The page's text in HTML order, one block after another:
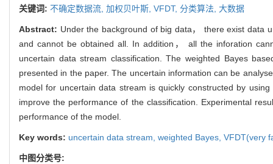
关键词: 不确定数据流, 加权贝叶斯, VFDT, 分类算法, 大数据
Abstract: Under the background of big data， there exist data
and cannot be obtained all. In addition， all the inforation
uncertain data stream classification. The weighted Bayes
presented in the paper. The uncertain information can be
model for uncertain data stream is quickly constructed by
improve the performance of the classification. Experimental
performance of the model.
Key words: uncertain data stream, weighted Bayes, VFDT(very
中图分类号: